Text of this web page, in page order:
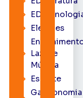
Eleições
Lazer e
Música
Esporte
Gastronomia